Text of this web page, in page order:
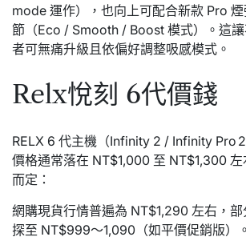
mode 運作），也向上可配合新款 Pro
節（Eco / Smooth / Boost 模式）。這
者可無痛升級且依偏好調整吸感模式。
Relx悅刻 6代價錢
RELX 6 代主機（Infinity 2 / Infinity Pro
價格通常落在 NT$1,000 至 NT$1,300
而定：
網購現貨行情普遍為 NT$1,290 左右，
探至 NT$999～1,090（如平價促銷版）。